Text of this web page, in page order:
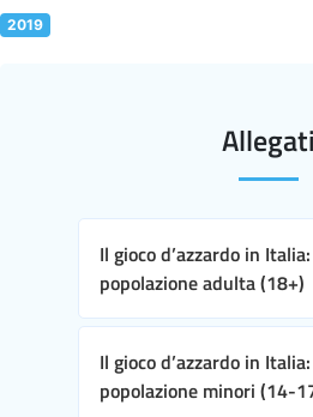
2019
Allegati
Il gioco d’azzardo in
popolazione adulta (18+)
Il gioco d’azzardo in
popolazione minori (14-